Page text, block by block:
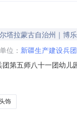
塔拉蒙古自治州｜博
位： 新疆生产建设兵
第五师八十一团幼
晨色CS110黑色卡
饰